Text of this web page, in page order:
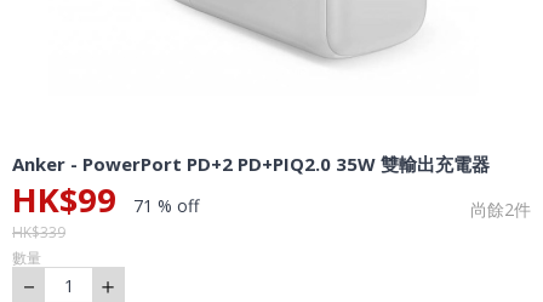
Anker - PowerPort PD+2 PD+PIQ2.0 35W 雙輸出充電器
HK$99 71 % off 尚餘2件
HK$339
數量
－ 1 ＋